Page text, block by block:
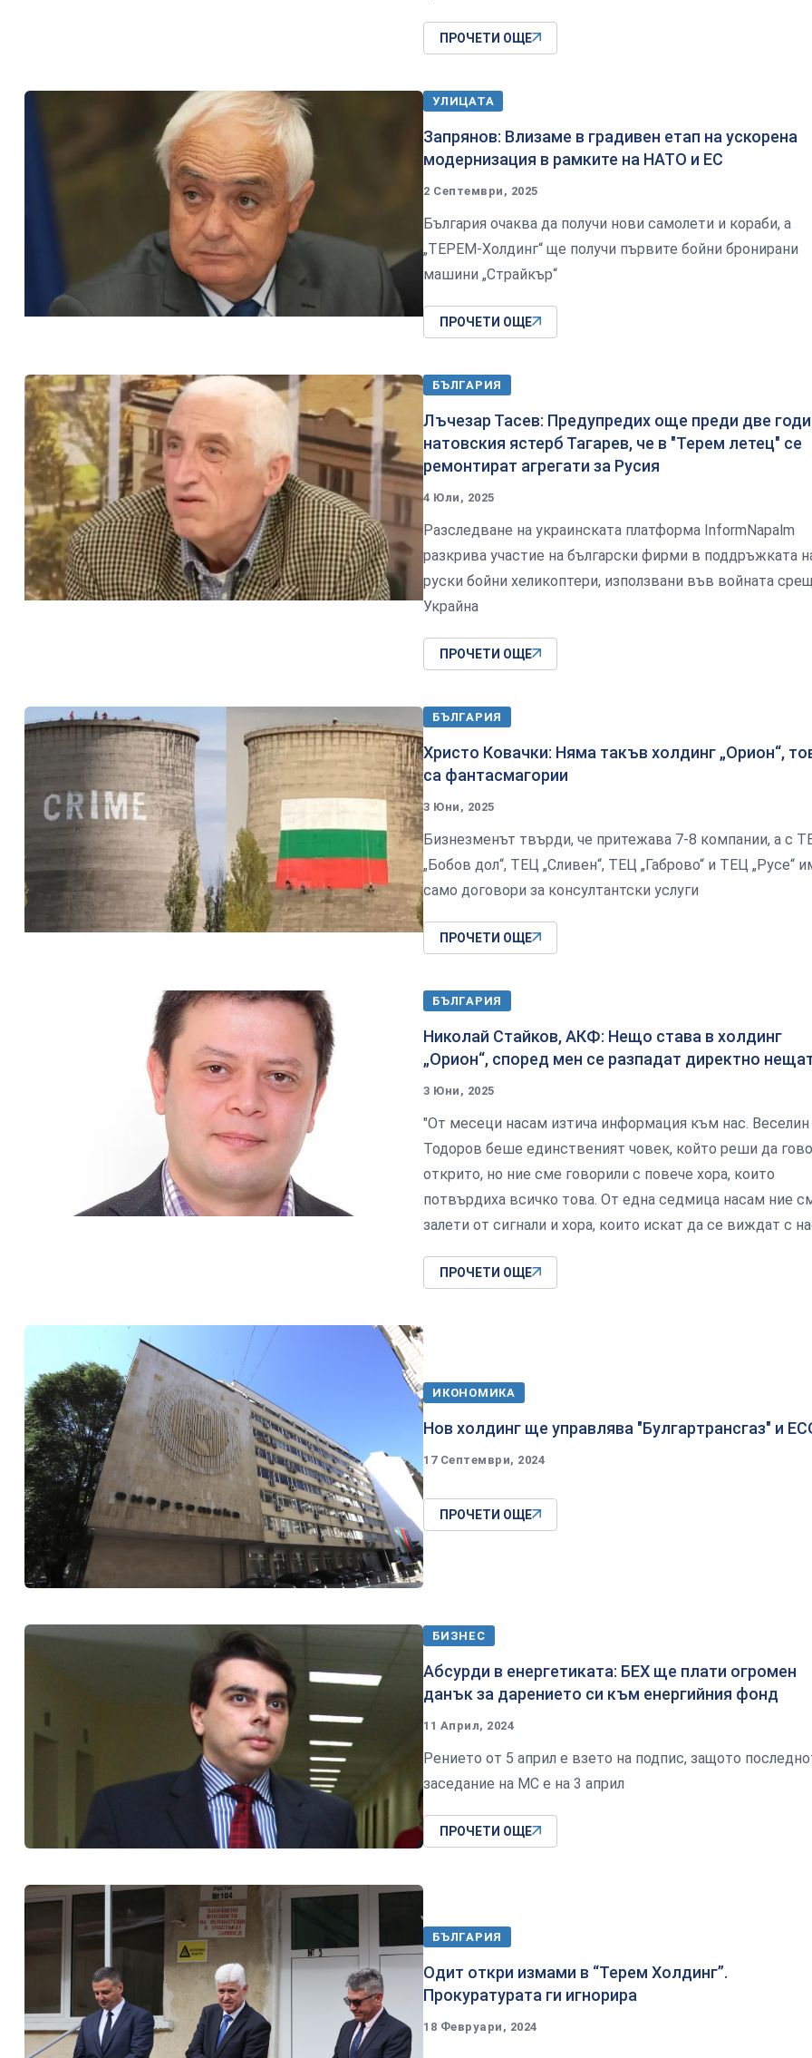
ПРОЧЕТИ ОЩЕ
УЛИЦАТА
Запрянов: Влизаме в градивен етап на ускорена
модернизация в рамките на НАТО и ЕС
2 Септември, 2025
България очаква да получи нови самолети и кораби, а
„ТЕРЕМ-Холдинг“ ще получи първите бойни бронирани
машини „Страйкър“
ПРОЧЕТИ ОЩЕ
БЪЛГАРИЯ
Лъчезар Тасев: Предупредих още преди две
натовския ястерб Тагарев, че в "Терем летец" се
ремонтират агрегати за Русия
4 Юли, 2025
Разследване на украинската платформа InformNapalm
разкрива участие на български фирми в поддръжката
руски бойни хеликоптери, използвани във войната
Украйна
ПРОЧЕТИ ОЩЕ
БЪЛГАРИЯ
Христо Ковачки: Няма такъв холдинг „Орион“,
са фантасмагории
3 Юни, 2025
Бизнезменът твърди, че притежава 7-8 компании, а с
„Бобов дол“, ТЕЦ „Сливен“, ТЕЦ „Габрово“ и ТЕЦ „Русе“
само договори за консултантски услуги
ПРОЧЕТИ ОЩЕ
БЪЛГАРИЯ
Николай Стайков, АКФ: Нещо става в холдинг
„Орион“, според мен се разпадат директно
3 Юни, 2025
"От месеци насам изтича информация към нас. Веселин
Тодоров беше единственият човек, който реши да
открито, но ние сме говорили с повече хора, които
потвърдиха всичко това. От една седмица насам ние
залети от сигнали и хора, които искат да се виждат с
ПРОЧЕТИ ОЩЕ
ИКОНОМИКА
Нов холдинг ще управлява "Булгартрансгаз" и
17 Септември, 2024
ПРОЧЕТИ ОЩЕ
БИЗНЕС
Абсурди в енергетиката: БЕХ ще плати огромен
данък за дарението си към енергийния фонд
11 Април, 2024
Рението от 5 април е взето на подпис, защото
заседание на МС е на 3 април
ПРОЧЕТИ ОЩЕ
БЪЛГАРИЯ
Одит откри измами в “Терем Холдинг”.
Прокуратурата ги игнорира
18 Февруари, 2024